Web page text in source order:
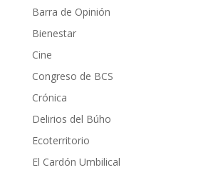
Barra de Opinión
Bienestar
Cine
Congreso de BCS
Crónica
Delirios del Búho
Ecoterritorio
El Cardón Umbilical